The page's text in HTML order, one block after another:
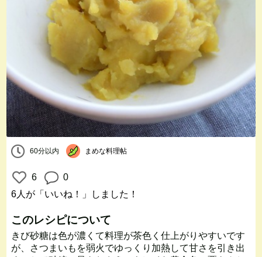
60分以内 まめな料理帖
6
0
6人 が「いいね！」しました！
このレシピについて
きび砂糖は色が濃くて料理が茶色く仕上がりやすいです
が、さつまいもを弱火でゆっくり加熱して甘さを引き出